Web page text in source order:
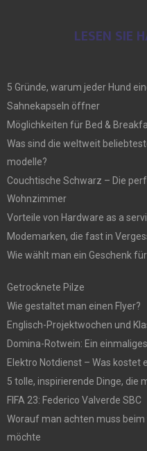
LESEN SIE
5 Gründe, warum jeder Hund
Sahnekapseln öffner
Möglichkeiten für Bed &
Was sind die weltweit
modelle?
Couchtische Schwarz – Die
Wohnzimmer
Vorteile von Hardware as a
Modemarken, die fast in
Wie wählt man ein Geschenk
Getrocknete Pilze
Wie gestaltet man einen Flyer?
Englisch-Projektwochen und
Domina-Rotwein: Ein
Elektro Notdienst – Was kostet
5 tolle, inspirierende Dinge, die
FIFA 23: Federico Valverde SBC
Worauf man achten muss
möchte